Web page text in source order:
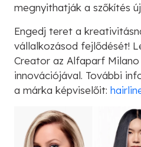
megnyithatják a szőkítés
Engedj teret a
vállalkozásod fejlődését!
Creator az Alfaparf
innovációjával. További
a márka képviselőit: